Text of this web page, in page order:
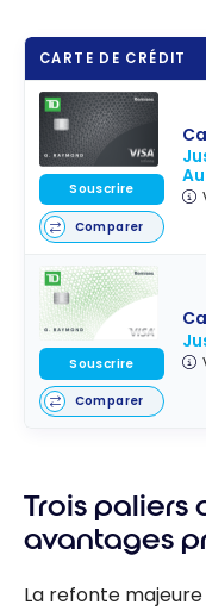
CARTE DE CRÉDIT
Souscrire
Comparer
Souscrire
Comparer
Trois paliers
avantages
La refonte majeure